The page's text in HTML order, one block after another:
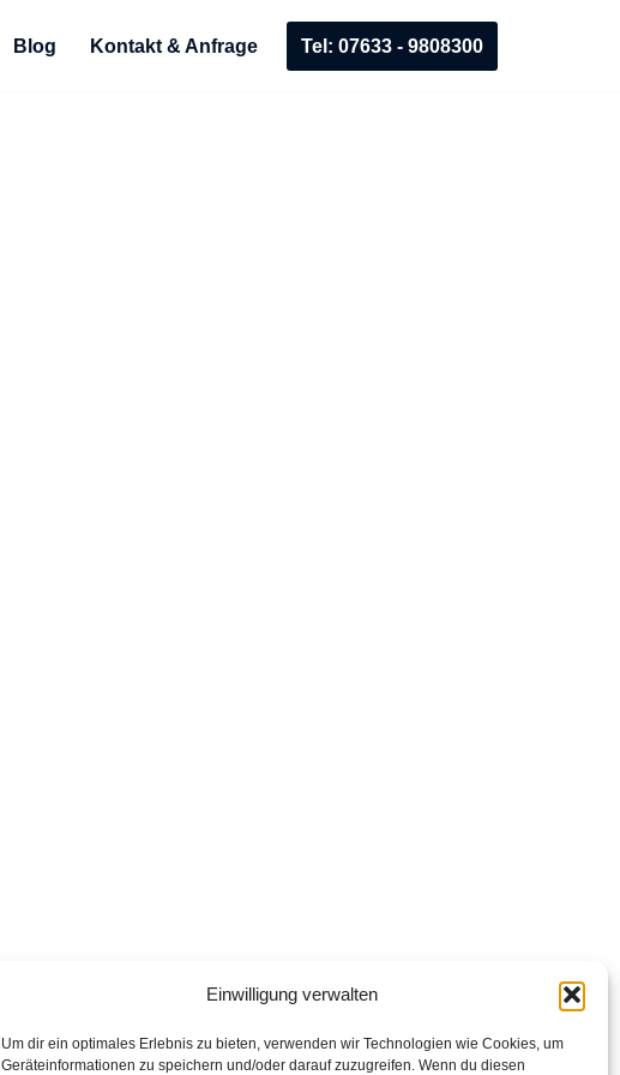
Einwilligung verwalten
Um dir ein optimales Erlebnis zu bieten, verwenden wir Technologien wie Cookies, um
Geräteinformationen zu speichern und/oder darauf zuzugreifen. Wenn du diesen
Blog Kontakt & Anfrage Tel: 07633 - 9808300